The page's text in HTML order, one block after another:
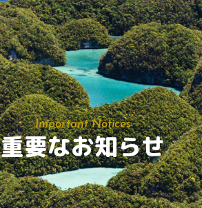
Important Notices
重要なお知らせ